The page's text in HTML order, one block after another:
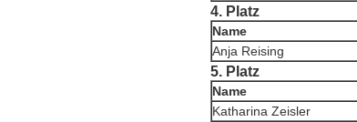
4. Platz
Name
Anja Reising
5. Platz
Name
Katharina Zeisler